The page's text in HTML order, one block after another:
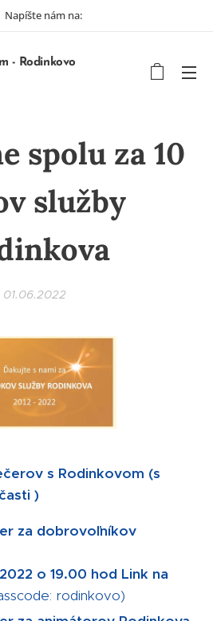
Napíšte nám na:
- Rodinkovo
spolu za 10
služby
01.06.2022
s Rodinkovom (s
)
za dobrovoľníkov
o 19.00 hod Link na
rodinkovo)